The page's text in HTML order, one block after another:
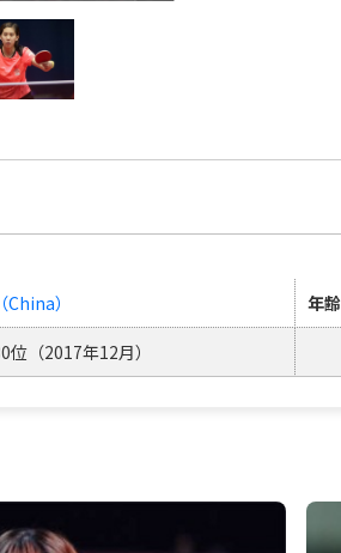
China） 年齢
位（2017年12月）